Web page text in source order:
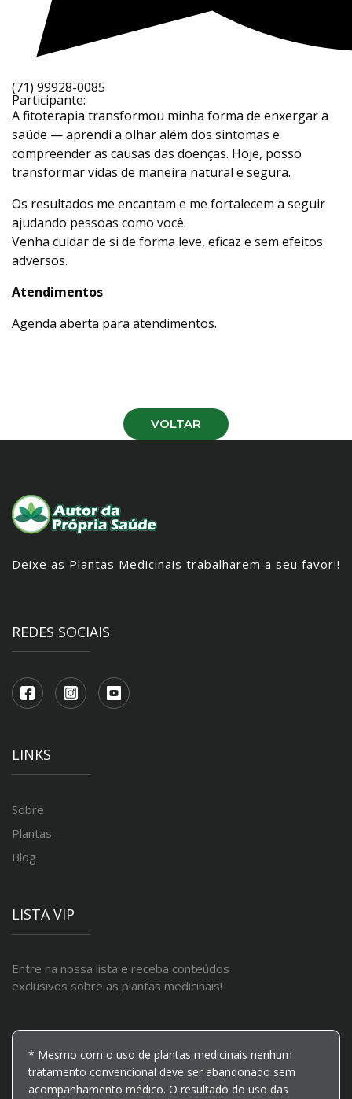
(71) 99928-0085
Participante:
A fitoterapia transformou minha forma de enxergar a
saúde — aprendi a olhar além dos sintomas e
compreender as causas das doenças. Hoje, posso
transformar vidas de maneira natural e segura.
Os resultados me encantam e me fortalecem a seguir
ajudando pessoas como você.
Venha cuidar de si de forma leve, eficaz e sem efeitos
adversos.
Atendimentos
Agenda aberta para atendimentos.
VOLTAR
Deixe as Plantas Medicinais trabalharem a seu favor!!
REDES SOCIAIS
LINKS
Sobre
Plantas
Blog
LISTA VIP
Entre na nossa lista e receba conteúdos
exclusivos sobre as plantas medicinais!
* Mesmo com o uso de plantas medicinais nenhum
tratamento convencional deve ser abandonado sem
acompanhamento médico. O resultado do uso das